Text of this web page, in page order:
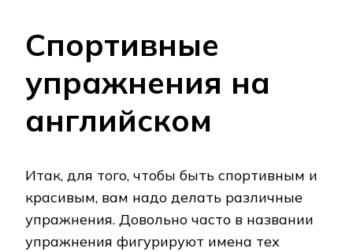
Спортивные
упражнения на
английском
Итак, для того, чтобы быть спортивным и
красивым, вам надо делать различные
упражнения. Довольно часто в названии
упражнения фигурируют имена тех